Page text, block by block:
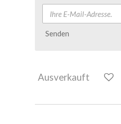
Senden
Ausverkauft